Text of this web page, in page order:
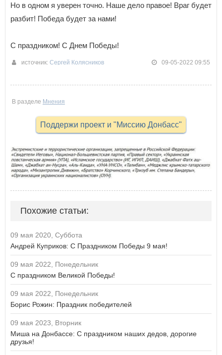
Но в одном я уверен точно. Наше дело правое! Враг будет
разбит! Победа будет за нами!
С праздником! С Днем Победы!
источник: Сергей Колясников 09-05-2022 09:55
В разделе Мнения
Поддержи проект и "Миссию Донбасс"
Похожие статьи:
09 мая 2020, Суббота
Андрей Куприков: С Праздником Победы 9 мая!
09 мая 2022, Понедельник
С праздником Великой Победы!
09 мая 2022, Понедельник
Борис Рожин: Праздник победителей
09 мая 2023, Вторник
Миша на Донбассе: С праздником наших дедов, дорогие
друзья!